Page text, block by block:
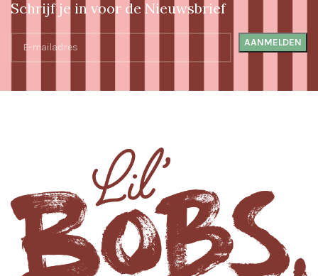
Schrijf je in voor de Nieuwsbrief